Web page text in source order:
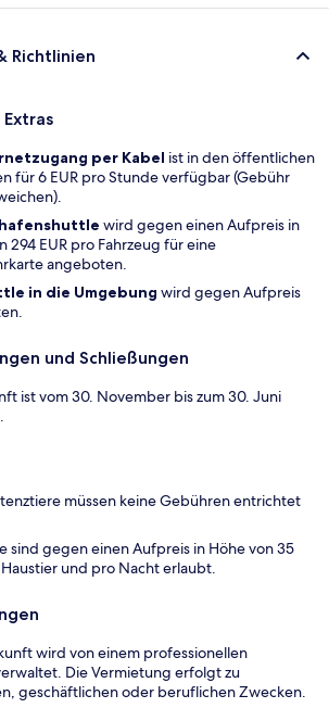
Richtlinien
per Kabel ist in den öffentlichen
für 6 EUR pro Stunde verfügbar (Gebühr
wird gegen einen Aufpreis in
294 EUR pro Fahrzeug für eine
angeboten.
in die Umgebung wird gegen Aufpreis
und Schließungen
ist vom 30. November bis zum 30. Juni
müssen keine Gebühren entrichtet
sind gegen einen Aufpreis in Höhe von 35
Haustier und pro Nacht erlaubt.
wird von einem professionellen
Die Vermietung erfolgt zu
geschäftlichen oder beruflichen Zwecken.